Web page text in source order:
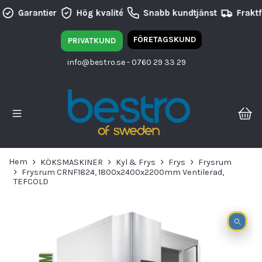
Garantier Hög kvalité Snabb kundtjänst
PRIVATKUND FÖRETAGSKUND
info@bestro.se- 0760 29 33 29
Hem KÖKSMASKINER Kyl & Frys Frys
Frysrum
Frysrum CRNF1824, 1800x2400x2200mm Ventilerad,
TEFCOLD